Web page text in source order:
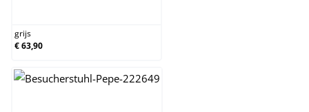
grijs
€ 63,90